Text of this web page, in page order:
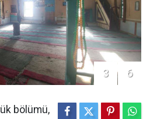
3 6
bölümü,